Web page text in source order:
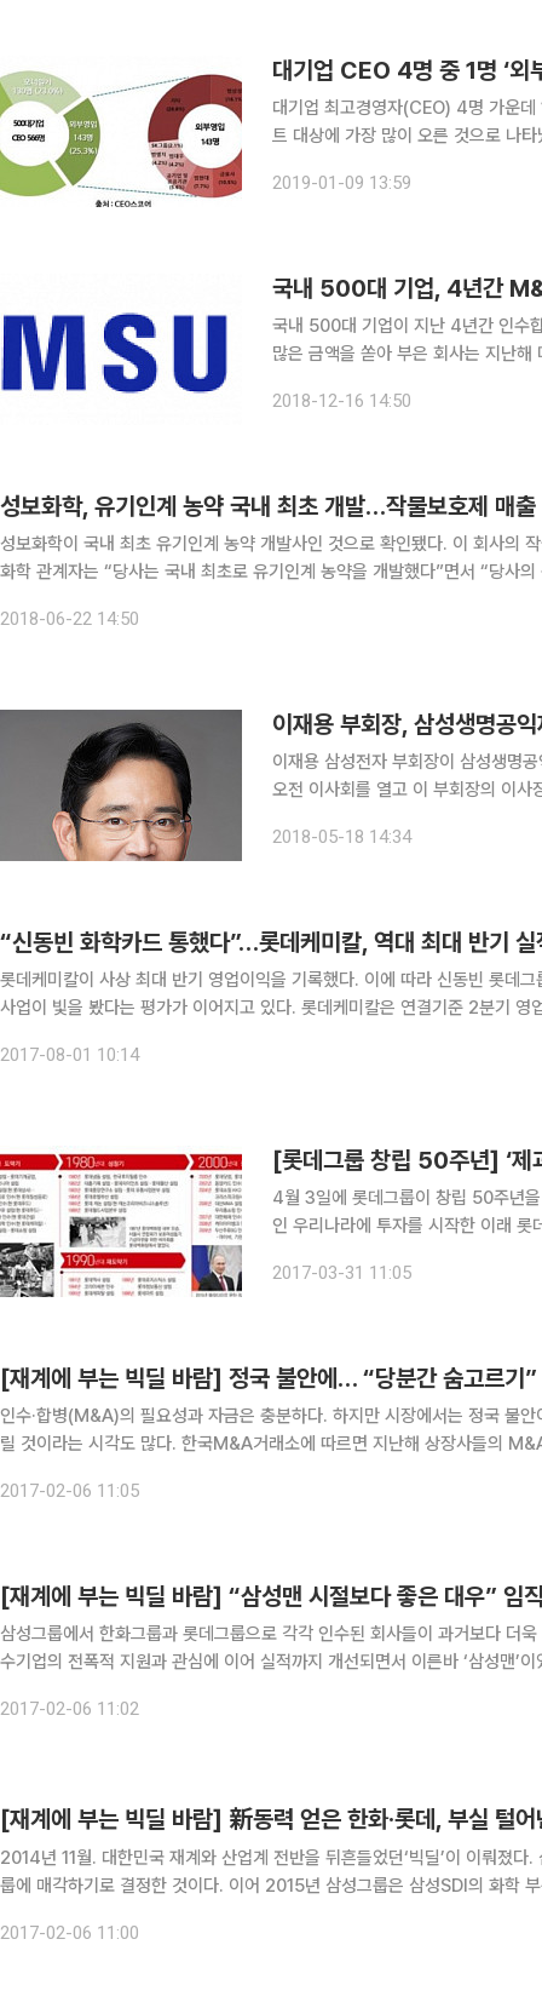
대기업 CEO 4명 중 1명 ‘외
대기업 최고경영자(CEO) 4명 가운데
트 대상에 가장 많이 오른 것으로 나타났다. 9일 기업 경영성과 평가사이트 CEO스코
결과 전체의 51.8%(293명)가 공채
2019-01-09 13:59
국내 500대 기업, 4년간
국내 500대 기업이 지난 4년간 인수
많은 금액을 쏟아 부은 회사는 지난
M&A에 42조9090억 원을 투자, 총
2018-12-16 14:50
성보화학, 유기인계 농약 국내 최초 개발…작물보호제 매
성보화학이 국내 최초 유기인계 농약 개발사인 것으로 확인됐다. 이 회사의 작물
화학 관계자는 “당사는 국내 최초로 유기인계 농약을 개발했다”면서 “당사의 농
2018-06-22 14:50
이재용 부회장, 삼성생명공
이재용 삼성전자 부회장이 삼성생명공익재단 이사장
오전 이사회를 열고 이 부회장의 이
은 이수빈 삼성생명 회장, 조우동 전
2018-05-18 14:34
“신동빈 화학카드 통했다”…롯데케미칼, 역대 최대 반기 실
롯데케미칼이 사상 최대 반기 영업이익을 기록했다. 이에 따라 신동빈 롯데
사업이 빛을 봤다는 평가가 이어지고 있다. 롯데케미칼은 연결기준 2분기 영업이익이 6322억 원으로 전년 동기 대비 8.9% 감소했다고 1
2017-08-01 10:14
4월 3일에 롯데그룹이 창립 50주년
인 우리나라에 투자를 시작한 이래
는 롯데그룹은 신동빈 롯데그룹 회장
2017-03-31 11:05
[재계에 부는 빅딜 바람] 정국 불안에… “당분간 숨고르기”
인수·합병(M&A)의 필요성과 자금은 충분하다. 하지만 시장에서는 정국 불
릴 것이라는 시각도 많다. 한국M&A거래소에 따르면 지난해 상장사들의 M&A가 성사된 거래는 총 293건으로 전년보다 17건(6.2%) 증
2017-02-06 11:05
[재계에 부는 빅딜 바람] “삼성맨 시절보다 좋은 대우” 임
삼성그룹에서 한화그룹과 롯데그룹으로 각각 인수된 회사들이 과거보다 더
수기업의 전폭적 지원과 관심에 이어 실적까지 개선되면서 이른바 ‘삼성맨’이었던 직원
2017-02-06 11:02
[재계에 부는 빅딜 바람] 新동력 얻은 한화·롯데, 부실 털
2014년 11월. 대한민국 재계와 산업계 전반을 뒤흔들었던‘빅딜’이 이뤄졌
룹에 매각하기로 결정한 것이다. 이어 2015년 삼성그룹은 삼성SDI의 화학
2017-02-06 11:00